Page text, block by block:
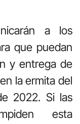
a los
que puedan
y entrega de
la ermita del
2022. Si las
esta